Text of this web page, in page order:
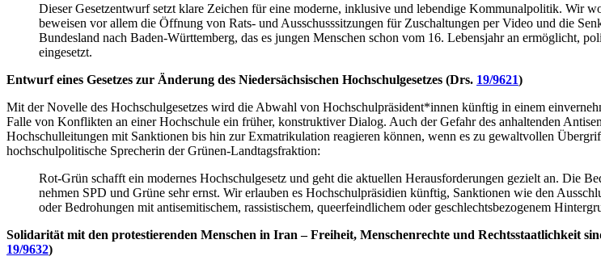
Dieser Gesetzentwurf setzt klare Zeichen für eine moderne, inklusive und lebendige Kommunalpolitik. Wir
beweisen vor allem die Öffnung von Rats- und Ausschusssitzungen für Zuschaltungen per Video und die
Bundesland nach Baden-Württemberg, das es jungen Menschen schon vom 16. Lebensjahr an ermöglicht,
eingesetzt.
Entwurf eines Gesetzes zur Änderung des Niedersächsischen Hochschulgesetzes (Drs. 19/9621)
Mit der Novelle des Hochschulgesetzes wird die Abwahl von Hochschulpräsident*innen künftig in einem
Falle von Konflikten an einer Hochschule ein früher, konstruktiver Dialog. Auch der Gefahr des anhaltenden
Hochschulleitungen mit Sanktionen bis hin zur Exmatrikulation reagieren können, wenn es zu gewaltvollen
hochschulpolitische Sprecherin der Grünen-Landtagsfraktion:
Rot-Grün schafft ein modernes Hochschulgesetz und geht die aktuellen Herausforderungen gezielt an. Die
nehmen SPD und Grüne sehr ernst. Wir erlauben es Hochschulpräsidien künftig, Sanktionen wie den
oder Bedrohungen mit antisemitischem, rassistischem, queerfeindlichem oder geschlechtsbezogenem
Solidarität mit den protestierenden Menschen in Iran – Freiheit, Menschenrechte und Rechtsstaatlichkeit
19/9632)